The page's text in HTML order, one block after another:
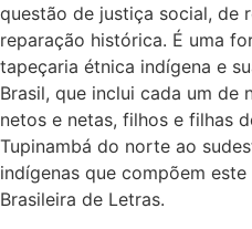
questão de justiça social, de
reparação histórica. É uma
tapeçaria étnica indígena e
Brasil, que inclui cada um de
netos e netas, filhos e filhas
Tupinambá do norte ao
indígenas que compõem
Brasileira de Letras.